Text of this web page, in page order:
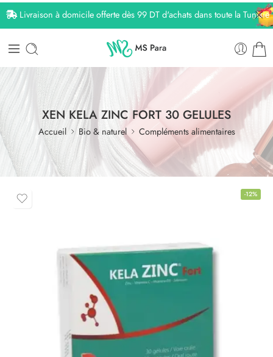
Livraison à domicile offerte dès 99 DT d'achats dans toute la Tunisie
XEN KELA ZINC FORT 30 GELULES
Accueil Bio & naturel Compléments alimentaires
-12%